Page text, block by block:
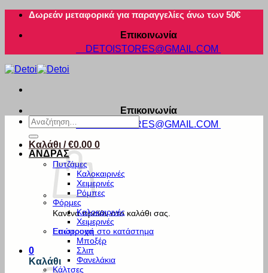
Μετάβαση
περιεχόμενο
Δωρεάν μεταφορικά για παραγγελίες άνω των 50€
Επικοινωνία
DETOISTORES@GMAIL.COM
Επικοινωνία
DETOISTORES@GMAIL.COM
Καλάθι /€0.00 0
Κανένα προϊόν στο καλάθι σας.
Επιστροφή στο κατάστημα
0
Καλάθι
Αναζήτηση
για:
ΑΝΔΡΑΣ
Πυτζάμες
Καλοκαιρινές
Χειμερινές
Ρόμπες
Φόρμες
Καλοκαιρινές
Χειμερινές
Εσώρουχα
Μποξέρ
Σλιπ
Φανελάκια
Κάλτσες